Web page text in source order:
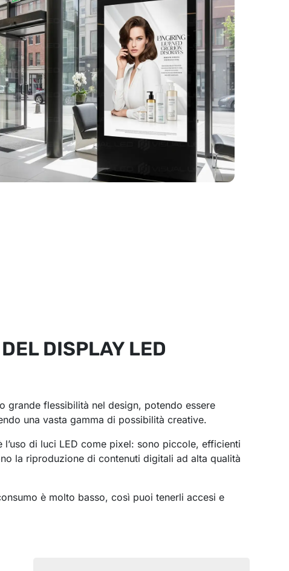
DISPLAY LED
grande flessibilità nel design, potendo essere
una vasta gamma di possibilità creative.
di luci LED come pixel: sono piccole, efficienti
la riproduzione di contenuti digitali ad alta qualità
è molto basso, così puoi tenerli accesi e